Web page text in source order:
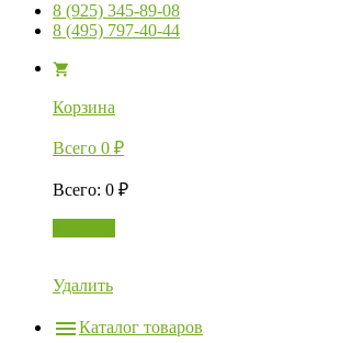
8 (925) 345-89-08
8 (495) 797-40-44
Корзина
Всего 0 ₽
Всего: 0 ₽
Удалить
Каталог товаров